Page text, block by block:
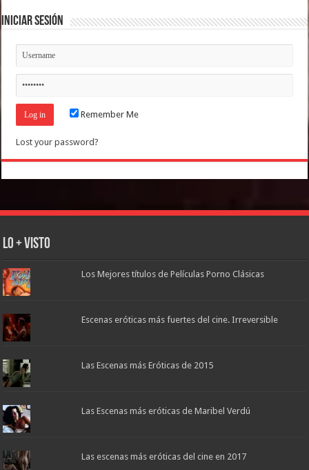
Iniciar Sesión
Remember Me
Lost your password?
Lo + Visto
Los Mejores títulos de Películas Porno Clásicas
Escenas eróticas más fuertes del cine. Irreversible
Las Escenas más Eróticas de 2015
Las Escenas más eróticas de Maribel Verdú
Las escenas más eróticas del cine en 2017